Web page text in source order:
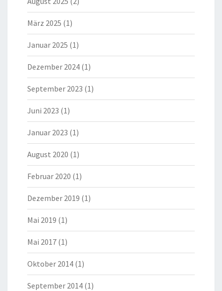
März 2025 (1)
Januar 2025 (1)
Dezember 2024 (1)
September 2023 (1)
Juni 2023 (1)
Januar 2023 (1)
August 2020 (1)
Februar 2020 (1)
Dezember 2019 (1)
Mai 2019 (1)
Mai 2017 (1)
Oktober 2014 (1)
September 2014 (1)